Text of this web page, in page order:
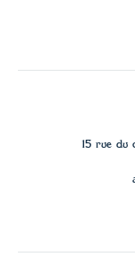
15 rue du